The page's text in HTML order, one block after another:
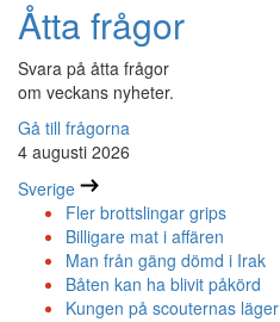
Åtta frågor
Svara på åtta frågor
om veckans nyheter.
Gå till frågorna
4 augusti 2026
Sverige
Fler brottslingar grips
Billigare mat i affären
Man från gäng dömd i Irak
Båten kan ha blivit påkörd
Kungen på scouternas läger